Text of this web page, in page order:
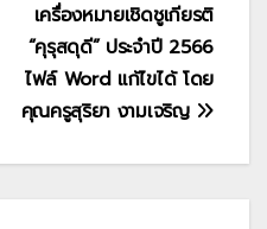
เครื่องหมายเชิดชูเกียรติ
“คุรุสดุดี” ประจำปี 2566
ไฟล์ Word แก้ไขได้ โดย
คุณครูสุริยา งามเจริญ